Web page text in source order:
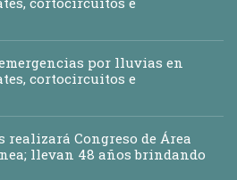
por lluvias en
cortocircuitos e
Congreso de Área
llevan 48 años brindando